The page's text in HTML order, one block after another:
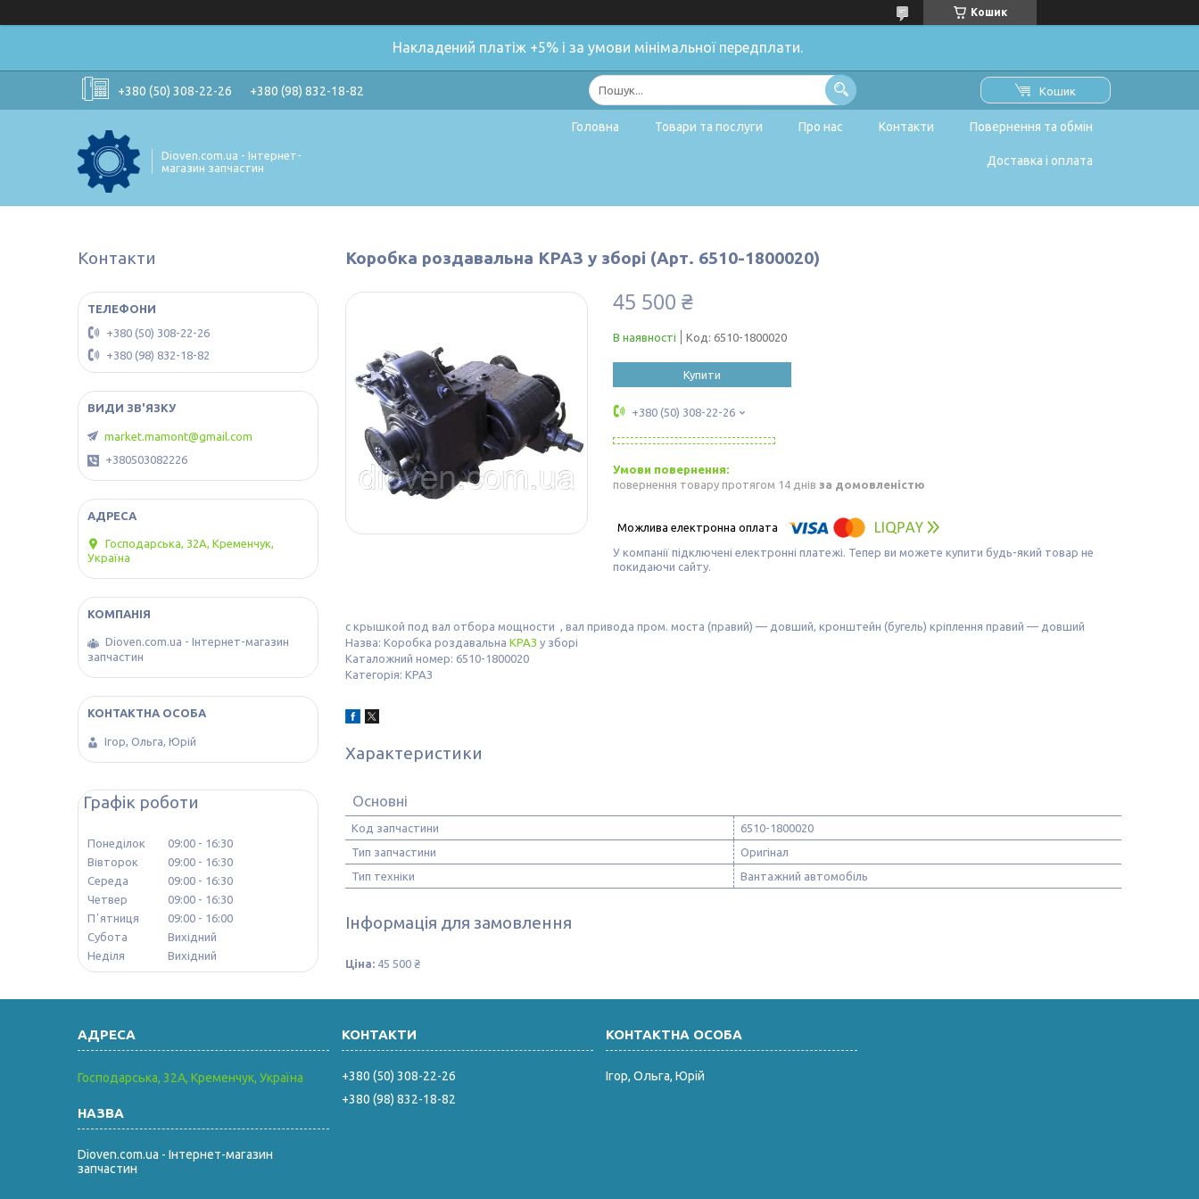
Кошик
Накладений платіж +5% і за умови мінімальної передплати.
+380 (50) 308-22-26 +380 (98) 832-18-82 Кошик
Dioven.com.ua - Інтернет-
магазин запчастин
Головна Товари та послуги Про нас Контакти Повернення та обмін
Доставка і оплата
Коробка роздавальна КРАЗ у зборі (Арт. 6510-1800020)
45 500 ₴
В наявності Код: 6510-1800020
Купити
+380 (50) 308-22-26
повернення товару протягом 14 днів за домовленістю
У компанії підключені електронні платежі. Тепер ви можете купити будь-який товар не
покидаючи сайту.
с крышкой под вал отбора мощности , вал привода пром. моста (правий) — довший, кронштейн (бугель) кріплення правий — довший
Назва: Коробка роздавальна КРАЗ у зборі
Каталожний номер: 6510-1800020
Категорія: КРАЗ
Характеристики
Основні
Код запчастини
6510-1800020
Тип запчастини
Оригінал
Тип техніки
Вантажний автомобіль
Інформація для замовлення
Ціна: 45 500 ₴
Контакти
+380 (50) 308-22-26
+380 (98) 832-18-82
market.mamont@gmail.com
+380503082226
Господарська, 32А, Кременчук,
Україна
Dioven.com.ua - Інтернет-магазин
запчастин
Ігор, Ольга, Юрій
Графік роботи
Понеділок 09:00
16:30
Вівторок
09:00
16:30
Середа
09:00
16:30
Четвер
09:00
16:30
Пʼятниця
09:00
16:00
Субота
Вихідний
Неділя
Вихідний
Господарська, 32А, Кременчук, Україна
Dioven.com.ua - Інтернет-магазин
запчастин
+380 (50) 308-22-26
+380 (98) 832-18-82
Ігор, Ольга, Юрій